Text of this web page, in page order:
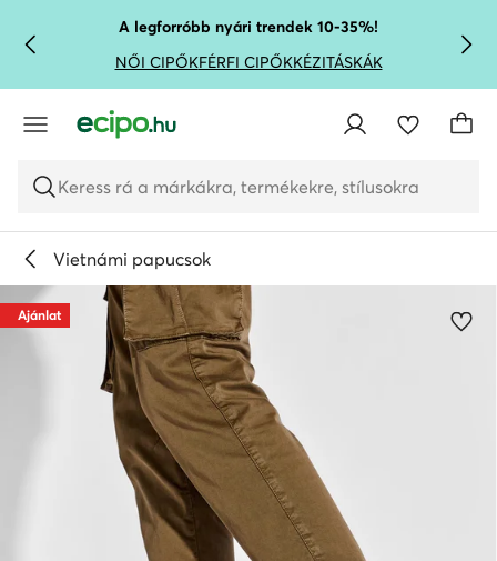
UGRÁS A FŐ TARTALOMRA
UGRÁS A KERESÉSHEZA legforróbb nyári trendek 10-35%!
NŐI CIPŐKFÉRFI CIPŐKKÉZITÁSKÁK
Keress rá a márkákra, termékekre, stílusokra
Vietnámi papucsok
Ajánlat